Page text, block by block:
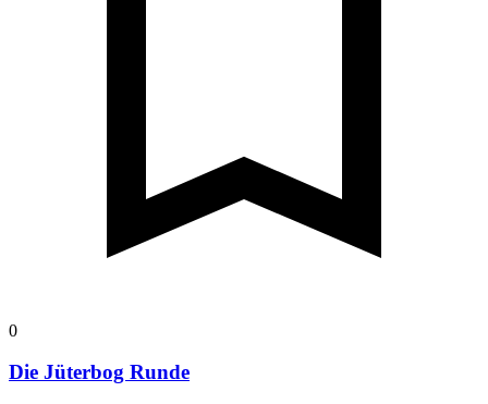
0
Die Jüterbog Runde